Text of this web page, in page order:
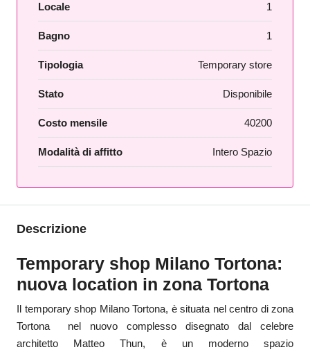
Locale 1
Bagno 1
Tipologia Temporary store
Stato Disponibile
Costo mensile 40200
Modalità di affitto Intero Spazio
Descrizione
Temporary shop Milano Tortona:
nuova location in zona Tortona
Il temporary shop Milano Tortona, è situata nel centro di zona
Tortona nel nuovo complesso disegnato dal celebre
architetto Matteo Thun, è un moderno spazio